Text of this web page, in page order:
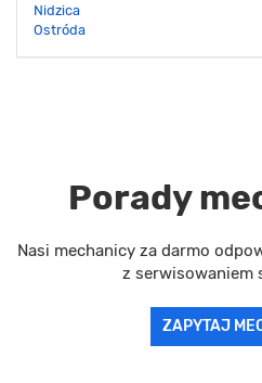
Nidzica
Ostróda
Porady
Nasi mechanicy za darmo
z serwisowaniem
ZAPYTAJ